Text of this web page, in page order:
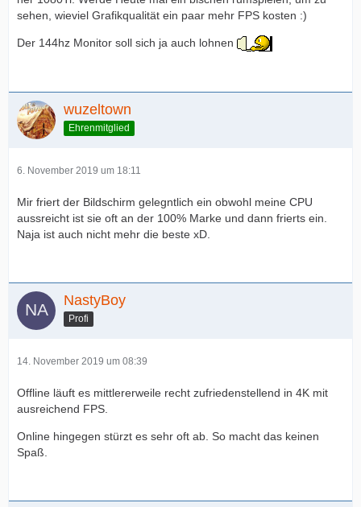
sehen, wieviel Grafikqualität ein paar mehr FPS kosten :)
Der 144hz Monitor soll sich ja auch lohnen
wuzeltown
Ehrenmitglied
6. November 2019 um 18:11
Mir friert der Bildschirm gelegntlich ein obwohl meine CPU
aussreicht ist sie oft an der 100% Marke und dann frierts ein.
Naja ist auch nicht mehr die beste xD.
NastyBoy
Profi
14. November 2019 um 08:39
Offline läuft es mittlererweile recht zufriedenstellend in 4K mit
ausreichend FPS.
Online hingegen stürzt es sehr oft ab. So macht das keinen
Spaß.